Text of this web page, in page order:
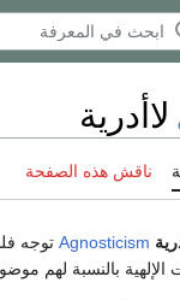
لاأدرية
ناقش هذه الصفحة
Agnosticism توجه
الإلهية بالنسبة لهم